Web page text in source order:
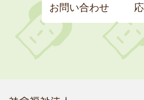
お問い合わせ